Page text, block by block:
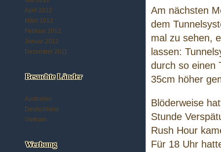
Am nächsten
dem
mal zu sehen,
lassen:
durch so einen
35cm höher
Blöderweise
Stunde
Rush Hour
Für 18 Uhr
April 2012
März 2012
Februar 2012
Januar 2012
Dezember 2011
Besuchte Länder
Australien
Deutschland
Vietnam
Werbung